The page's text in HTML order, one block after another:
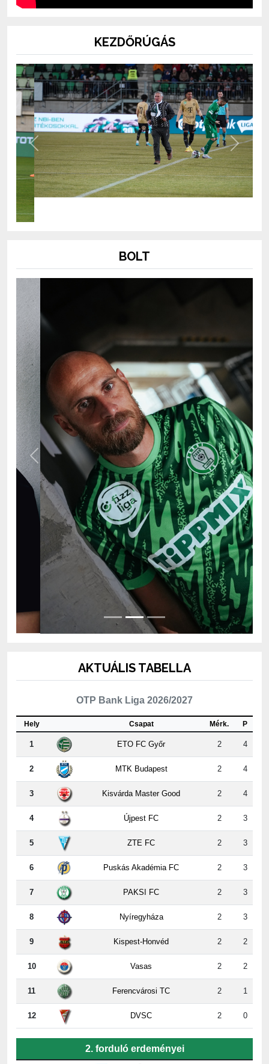
KEZDŐRÚGÁS
Previous Next
Previous Next
OTP Bank Liga 2026/2027
Csapat
1 ETO FC Győr 2 4
2 MTK Budapest 2 4
3 Kisvárda Master Good 2 4
4 Újpest FC 2 3
5 ZTE FC 2 3
6 Puskás Akadémia FC 2 3
7 PAKSI FC 2 3
8 Nyíregyháza 2 3
9 Kispest-Honvéd 2 2
10 Vasas 2 2
11 Ferencvárosi TC 2 1
12 DVSC 2 0
ZTE - Paks